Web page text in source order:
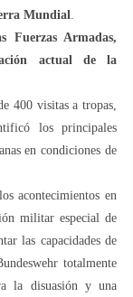
Mundial
Fuerzas Armadas,
actual de la
400 visitas a tropas,
los principales
en condiciones de
acontecimientos en
militar especial de
las capacidades de
totalmente
la disuasión y una